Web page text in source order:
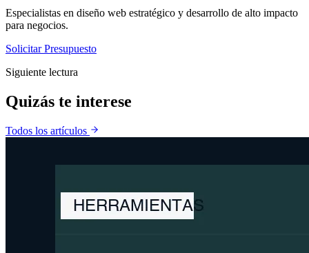
Especialistas en diseño web estratégico y desarrollo de alto impacto
para negocios.
Solicitar Presupuesto
Siguiente lectura
Quizás te interese
Todos los artículos